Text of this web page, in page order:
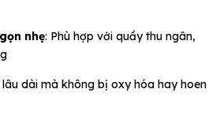
nhẹ: Phù hợp với quầy thu ngân,
lâu dài mà không bị oxy hóa hay hoen